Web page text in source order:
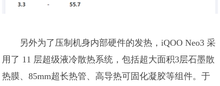
另外为了压制机身内部硬件的发热，iQOO Neo3 采
用了 11 层超级液冷散热系统，包括超大面积3层石墨散
热膜、85mm超长热管、高导热可固化凝胶等组件。于